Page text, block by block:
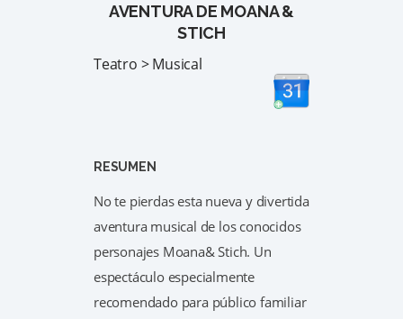
AVENTURA DE MOANA &
STICH
Teatro > Musical
RESUMEN
No te pierdas esta nueva y divertida
aventura musical de los conocidos
personajes Moana& Stich. Un
espectáculo especialmente
recomendado para público familiar